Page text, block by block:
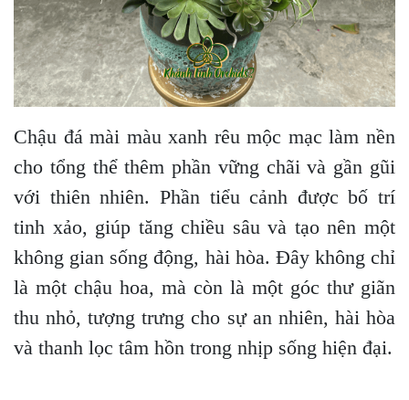
Chậu đá mài màu xanh rêu mộc mạc làm nền
cho tổng thể thêm phần vững chãi và gần gũi
với thiên nhiên. Phần tiểu cảnh được bố trí
tinh xảo, giúp tăng chiều sâu và tạo nên một
không gian sống động, hài hòa. Đây không chỉ
là một chậu hoa, mà còn là một góc thư giãn
thu nhỏ, tượng trưng cho sự an nhiên, hài hòa
và thanh lọc tâm hồn trong nhịp sống hiện đại.